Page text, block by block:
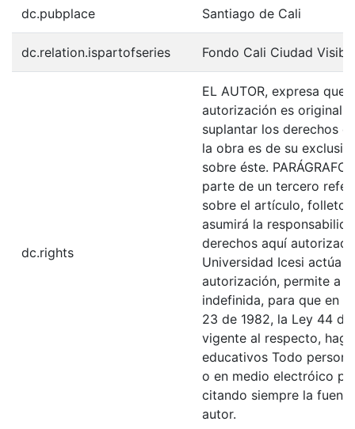
dc.pubplace Santiago de Cali
dc.relation.ispartofseries Fondo Cali Ciudad
dc.rights
EL AUTOR, expresa
autorización es original
suplantar los derechos
la obra es de su
sobre éste.
parte de un tercero
sobre el artículo, folleto
asumirá la
derechos aquí
Universidad Icesi actúa
autorización, permite a
indefinida, para que en
23 de 1982, la Ley 44
vigente al respecto,
educativos Todo
o en medio electróico
citando siempre la
autor.